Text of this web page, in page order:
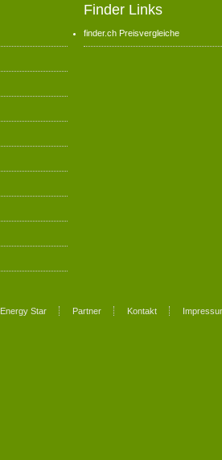
Finder Links
finder.ch Preisvergleiche
Energy Star Partner Kontakt